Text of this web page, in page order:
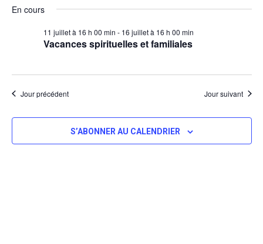
une
date.
En cours
Vacances spirituelles et familiales
11 juillet à 16 h 00 min - 16 juillet à 16 h 00 min
Jour précédent Jour suivant
S’ABONNER AU CALENDRIER